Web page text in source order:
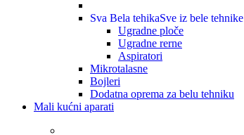
Sva Bela tehikaSve iz bele tehnike
Ugradne ploče
Ugradne rerne
Aspiratori
Mikrotalasne
Bojleri
Dodatna oprema za belu tehniku
Mali kućni aparati